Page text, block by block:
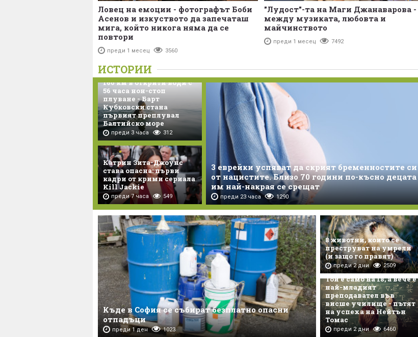
Ловец на емоции - фотографът Боби
Асенов и изкуството да запечаташ
мига, който никога няма да се
повтори
преди 1 месец 3560
"Лудост"-та на Маги Джанаварова -
между музиката, любовта и
майчинството
преди 1 месец 7492
ИСТОРИИ
160 км в открити води с
56 часа нон-стоп
плуване - Барт
Кубковски стана
първият преплувал
Балтийско море
преди 3 часа 312
Катрин Зита-Джоунс
става опасна: първи
кадри от крими сериала
Kill Jackie
преди 7 часа 549
3 еврейки успяват да скрият бременностите си
от нацистите. Близо 70 години по-късно децата
им най-накрая се срещат
преди 23 часа 1290
Къде в София се събират безплатно опасни
отпадъци
преди 1 ден 1023
8 животни, които се
преструват на умрели
(и защо го правят)
преди 2 дни 2509
Той е само на 18, а вече е
най-младият
преподавател във
висше училище - пътят
на успеха на Нейтън
Томас
преди 2 дни 6460